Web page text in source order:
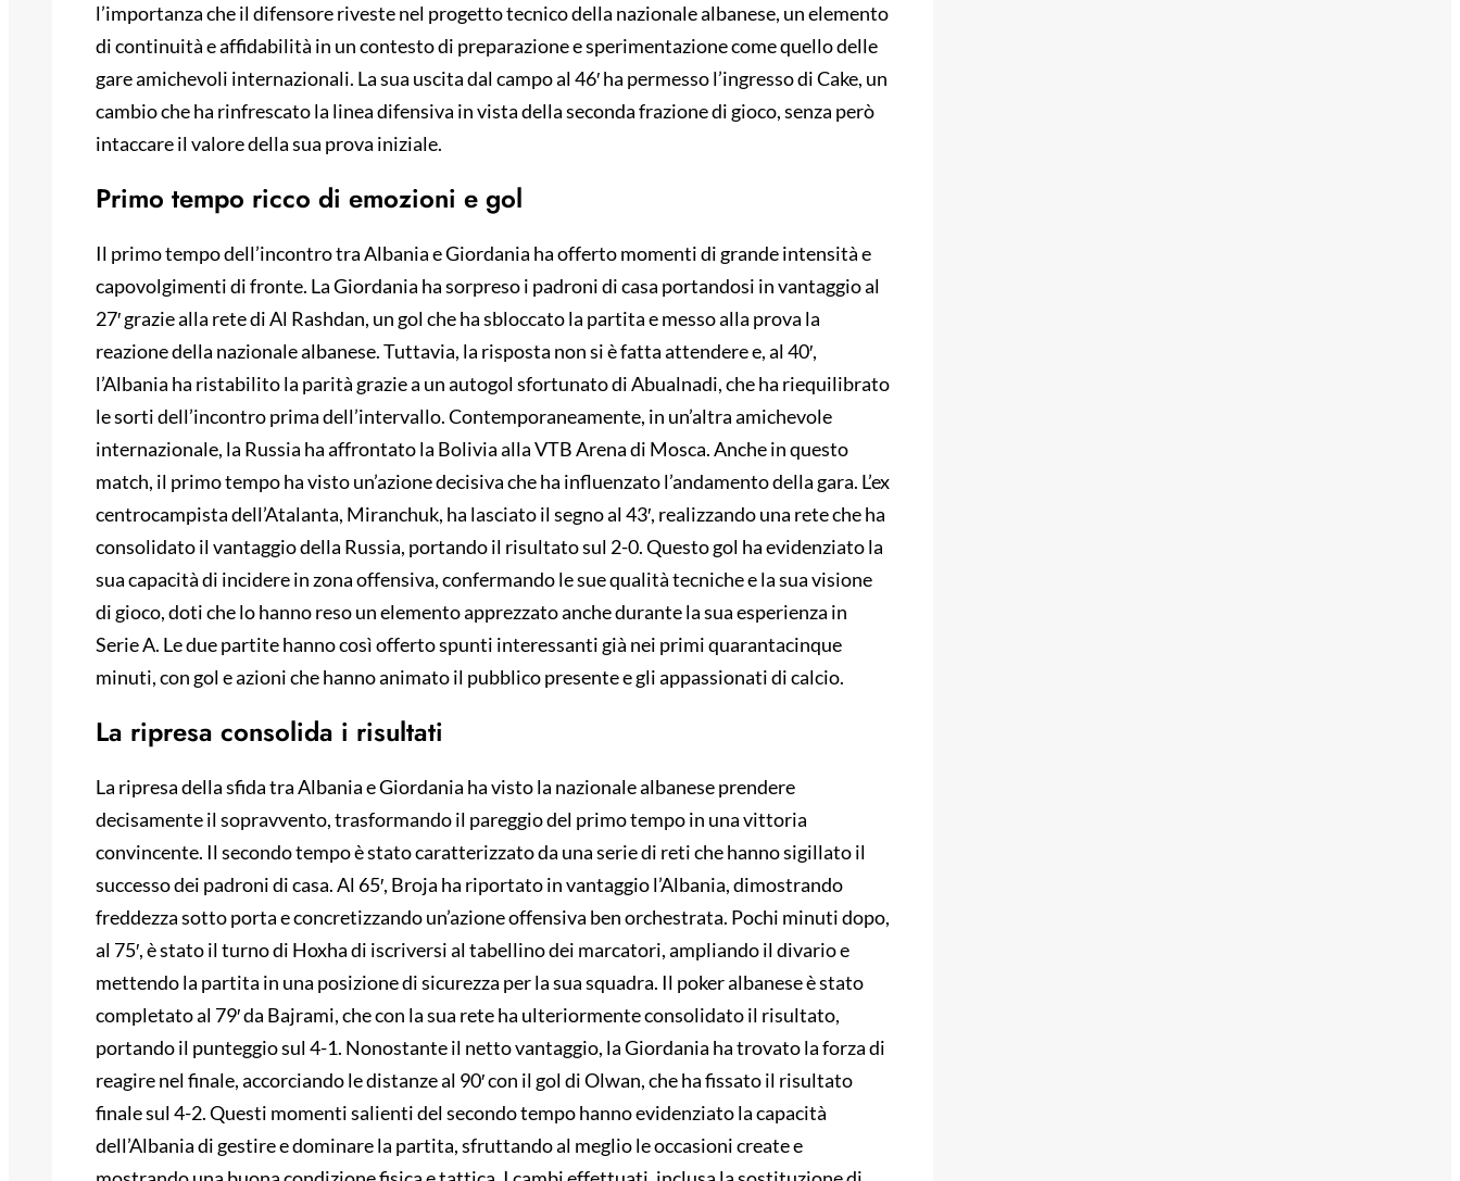
l’importanza che il difensore riveste nel progetto tecnico della nazionale albanese, un elemento
di continuità e affidabilità in un contesto di preparazione e sperimentazione come quello delle
gare amichevoli internazionali. La sua uscita dal campo al 46′ ha permesso l’ingresso di Cake, un
cambio che ha rinfrescato la linea difensiva in vista della seconda frazione di gioco, senza però
intaccare il valore della sua prova iniziale.
Primo tempo ricco di emozioni e gol
Il primo tempo dell’incontro tra Albania e Giordania ha offerto momenti di grande intensità e
capovolgimenti di fronte. La Giordania ha sorpreso i padroni di casa portandosi in vantaggio al
27′ grazie alla rete di Al Rashdan, un gol che ha sbloccato la partita e messo alla prova la
reazione della nazionale albanese. Tuttavia, la risposta non si è fatta attendere e, al 40′,
l’Albania ha ristabilito la parità grazie a un autogol sfortunato di Abualnadi, che ha riequilibrato
le sorti dell’incontro prima dell’intervallo. Contemporaneamente, in un’altra amichevole
internazionale, la Russia ha affrontato la Bolivia alla VTB Arena di Mosca. Anche in questo
match, il primo tempo ha visto un’azione decisiva che ha influenzato l’andamento della gara. L’ex
centrocampista dell’Atalanta, Miranchuk, ha lasciato il segno al 43′, realizzando una rete che ha
consolidato il vantaggio della Russia, portando il risultato sul 2-0. Questo gol ha evidenziato la
sua capacità di incidere in zona offensiva, confermando le sue qualità tecniche e la sua visione
di gioco, doti che lo hanno reso un elemento apprezzato anche durante la sua esperienza in
Serie A. Le due partite hanno così offerto spunti interessanti già nei primi quarantacinque
minuti, con gol e azioni che hanno animato il pubblico presente e gli appassionati di calcio.
La ripresa consolida i risultati
La ripresa della sfida tra Albania e Giordania ha visto la nazionale albanese prendere
decisamente il sopravvento, trasformando il pareggio del primo tempo in una vittoria
convincente. Il secondo tempo è stato caratterizzato da una serie di reti che hanno sigillato il
successo dei padroni di casa. Al 65′, Broja ha riportato in vantaggio l’Albania, dimostrando
freddezza sotto porta e concretizzando un’azione offensiva ben orchestrata. Pochi minuti dopo,
al 75′, è stato il turno di Hoxha di iscriversi al tabellino dei marcatori, ampliando il divario e
mettendo la partita in una posizione di sicurezza per la sua squadra. Il poker albanese è stato
completato al 79′ da Bajrami, che con la sua rete ha ulteriormente consolidato il risultato,
portando il punteggio sul 4-1. Nonostante il netto vantaggio, la Giordania ha trovato la forza di
reagire nel finale, accorciando le distanze al 90′ con il gol di Olwan, che ha fissato il risultato
finale sul 4-2. Questi momenti salienti del secondo tempo hanno evidenziato la capacità
dell’Albania di gestire e dominare la partita, sfruttando al meglio le occasioni create e